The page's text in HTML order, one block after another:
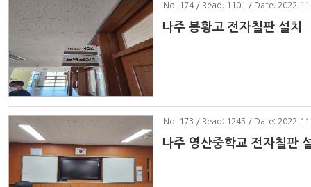
No . 174 / Read: 1101 / Date:
나주 봉황고 전자칠판 설치
No . 173 / Read: 1245 / Date:
나주 영산중학교 전자칠판